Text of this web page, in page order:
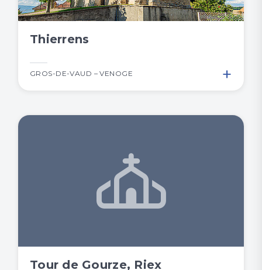
Thierrens
GROS-DE-VAUD – VENOGE +
Tour de Gourze, Riex